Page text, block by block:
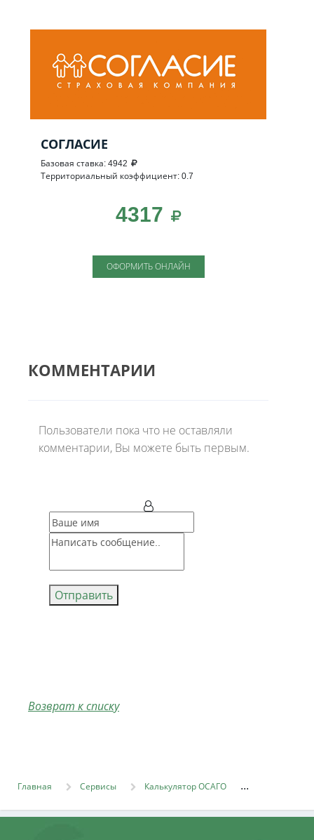
СОГЛАСИЕ
Базовая ставка: 4942
Территориальный коэффициент: 0.7
4317
ОФОРМИТЬ ОНЛАЙН
КОММЕНТАРИИ
Пользователи пока что не оставляли
комментарии, Вы можете быть первым.
Отправить
Возврат к списку
Главная Сервисы Калькулятор ОСАГО